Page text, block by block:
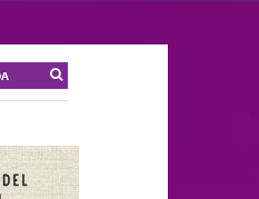
KT :: |